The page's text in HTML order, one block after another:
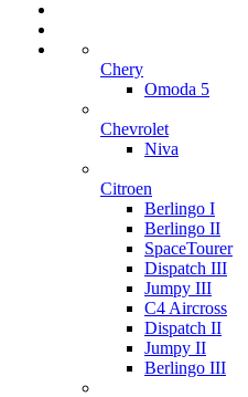
Chery
Omoda 5
Chevrolet
Niva
Citroen
Berlingo I
Berlingo II
SpaceTourer
Dispatch III
Jumpy III
C4 Aircross
Dispatch II
Jumpy II
Berlingo III